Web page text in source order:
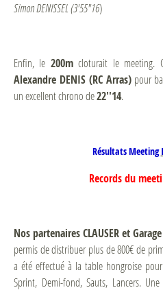
Simon DENISSEL (3'55"16)
Enfin, le 200mcloturait le meeting.
Alexandre DENIS (RC Arras) pour
un excellent chrono de22''14.
Résultats Meeting
Records du
Nos partenaires CLAUSER et
permis de distribuer plus de 800€ de
a été effectué à la table hongroise
Sprint, Demi-fond, Sauts, Lancers.